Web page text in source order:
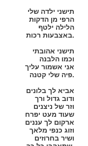
תישני ילדה שלי
הרפי מן הדקות
הלילה ילטף
באצבעות רכות.
תישני אהובתי
וכמו הלבנה
אני אשמור עליך
פיה שלי קטנה.
אביא לך בלונים
ודוב גדול ורך
וזר של ניצנים
שעוד מעט יפרח
ארקום לך עננים
וזוג כנפי מלאך
ושיר בחרוזים